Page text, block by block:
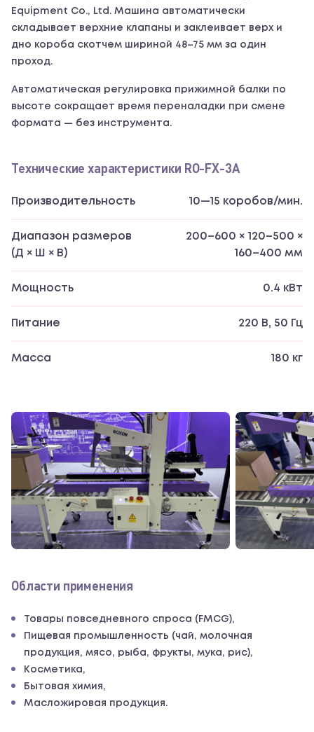
Equipment Co., Ltd. Машина автоматически
складывает верхние клапаны и заклеивает верх и
дно короба скотчем шириной 48–75 мм за один
проход.
Автоматическая регулировка прижимной балки по
высоте сокращает время переналадки при смене
формата — без инструмента.
Технические характеристики RO-FX-3A
Производительность 10—15 коробов/мин.
Диапазон размеров
(Д × Ш × В)
200–600 × 120–500 ×
160–400 мм
Мощность 0.4 кВт
Питание 220 В, 50 Гц
Масса 180 кг
Области применения
Товары повседневного спроса (FMCG),
Пищевая промышленность (чай, молочная
продукция, мясо, рыба, фрукты, мука, рис),
Косметика,
Бытовая химия,
Масложировая продукция.